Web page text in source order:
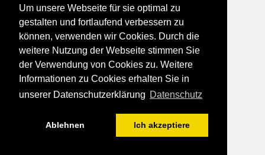
Um unsere Webseite für sie optimal zu
gestalten und fortlaufend verbessern zu
können, verwenden wir Cookies. Durch die
weitere Nutzung der Webseite stimmen Sie
der Verwendung von Cookies zu. Weitere
Informationen zu Cookies erhalten Sie in
unserer Datenschutzerklärung Datenschutz
Ablehnen Ich akzeptiere
BEI GALFES - hier wird man getroffen
impressum
datenschutz
disclaimer